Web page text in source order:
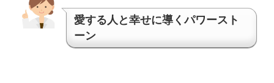
愛する人と幸せに導くパワースト
ーン